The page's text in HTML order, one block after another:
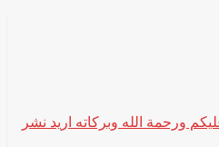
ورحمة الله وبركاته اريد نشر